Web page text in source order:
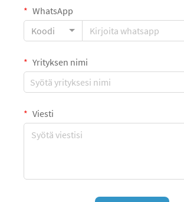
WhatsApp
Koodi
Yrityksen nimi
Viesti